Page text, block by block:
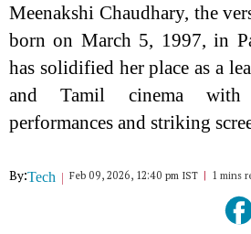
Meenakshi Chaudhary, the
born on March 5, 1997, in
has solidified her place as a
and Tamil cinema with
performances and striking
By:Tech Feb 09, 2026, 12:40 pm IST 1 mins